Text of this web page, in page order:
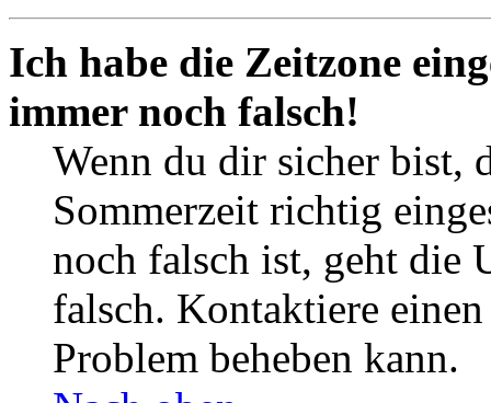
Ich habe die Zeitzone
immer noch falsch!
Wenn du dir sicher bist,
Sommerzeit richtig
noch falsch ist, geht die
falsch. Kontaktiere
Problem beheben kann.